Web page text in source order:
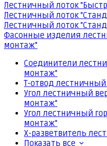
Лестничный лоток
Лестничный лоток
Лестничный лоток
Фасонные изделия
монтаж"
Соединители
монтаж"
Т-отвод
Угол лестничный
монтаж"
Угол лестничный
монтаж"
Х-разветвитель
Показать все